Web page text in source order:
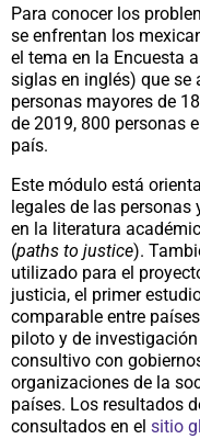
Para conocer los
se enfrentan los
el tema en la Encuesta
siglas en inglés) que se
personas mayores de
de 2019, 800 personas
país.
Este módulo está
legales de las
en la literatura
(paths to justice).
utilizado para el
justicia, el primer
comparable entre
piloto y de
consultivo con
organizaciones de la
países. Los resultados
consultados en el sitio